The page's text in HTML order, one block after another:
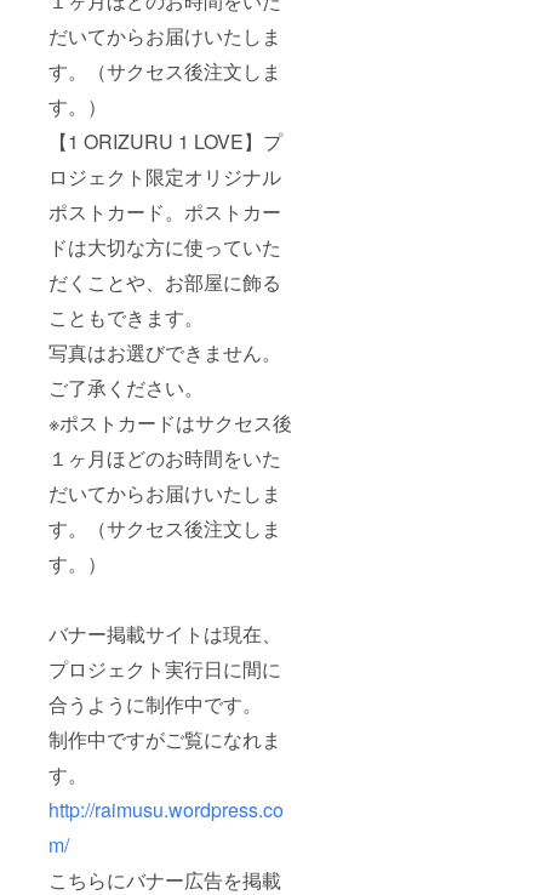
だいてからお届けいたしま
す。（サクセス後注文しま
す。）
【1 ORIZURU 1 LOVE】プ
ロジェクト限定オリジナル
ポストカード。ポストカー
ドは大切な方に使っていた
だくことや、お部屋に飾る
こともできます。
写真はお選びできません。
ご了承ください。
※ポストカードはサクセス後
１ヶ月ほどのお時間をいた
だいてからお届けいたしま
す。（サクセス後注文しま
す。）
バナー掲載サイトは現在、
プロジェクト実行日に間に
合うように制作中です。
制作中ですがご覧になれま
す。
http://raimusu.wordpress.co
m/
こちらにバナー広告を掲載